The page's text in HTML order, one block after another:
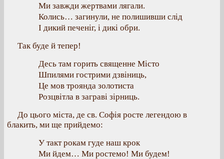
Ми завжди жертвами лягали.
Колись… загинули, не полишивши слід
І дикий печеніг, і дикі обри.
Так буде й тепер!
Десь там горить священне Місто
Шпилями гострими дзвіниць,
Це мов троянда золотиста
Розцвітла в заграві зірниць.
До цього міста, де св. Софія росте легендою в
блакить, ми ще прийдемо:
У такт рокам гуде наш крок
Ми йдем… Ми ростемо! Ми будем!